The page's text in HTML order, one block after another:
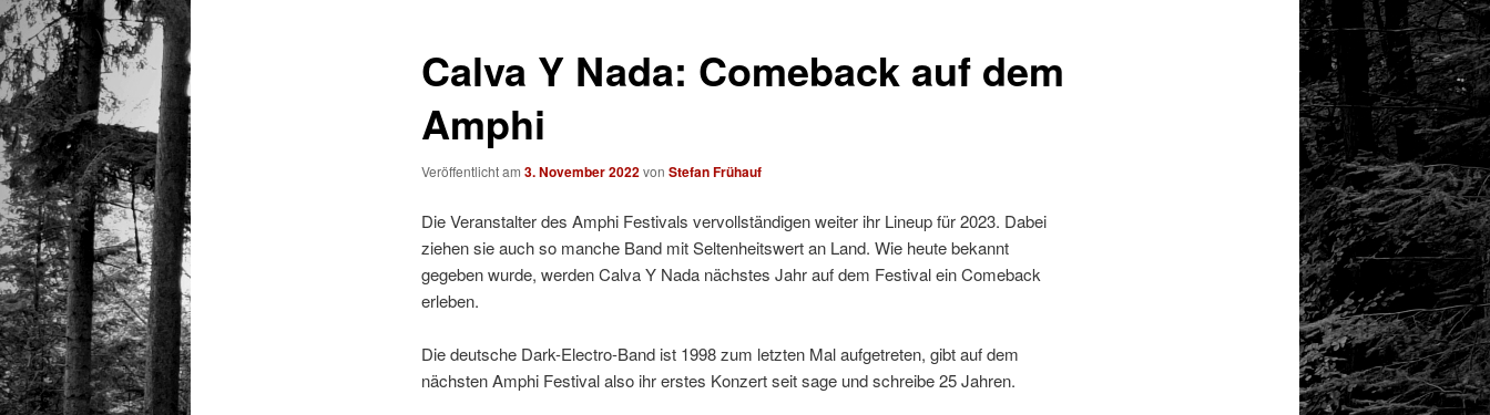
Calva Y Nada: Comeback auf dem
Amphi
Veröffentlicht am 3. November 2022von Stefan Frühauf
Die Veranstalter des Amphi Festivals vervollständigen weiter ihr Lineup für 2023. Dabei
ziehen sie auch so manche Band mit Seltenheitswert an Land. Wie heute bekannt
gegeben wurde, werden Calva Y Nada nächstes Jahr auf dem Festival ein Comeback
erleben.
Die deutsche Dark-Electro-Band ist 1998 zum letzten Mal aufgetreten, gibt auf dem
nächsten Amphi Festival also ihr erstes Konzert seit sage und schreibe 25 Jahren.